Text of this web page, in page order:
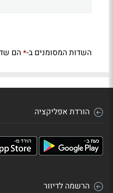
השדות המסומנים ב-*הם
הורדת אפליקציה
הרשמה לדיוור